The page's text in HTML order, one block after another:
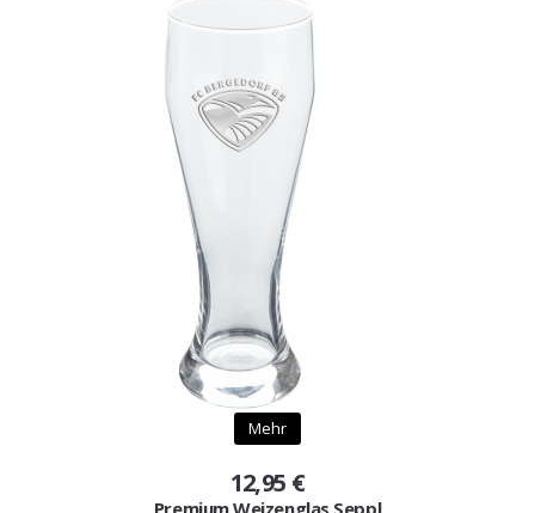
Mehr
12,95 €
Premium Weizenglas Seppl